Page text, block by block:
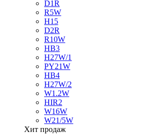
D1R
R5W
H15
D2R
R10W
HB3
H27W/1
PY21W
HB4
H27W/2
W1.2W
HIR2
W16W
W21/5W
Хит продаж